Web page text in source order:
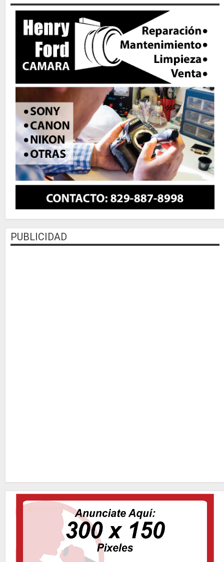
PUBLICIDAD